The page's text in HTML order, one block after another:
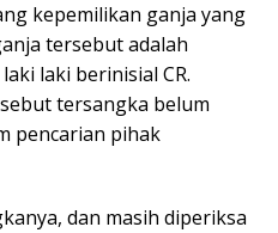
kepemilikan ganja yang
tersebut adalah
laki berinisial CR.
tersangka belum
pencarian pihak
dan masih diperiksa